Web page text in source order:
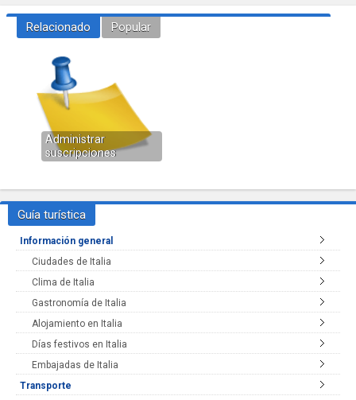
Relacionado Popular
Administrar
suscripciones
Guía turística
Información general
Ciudades de Italia
Clima de Italia
Gastronomía de Italia
Alojamiento en Italia
Días festivos en Italia
Embajadas de Italia
Transporte